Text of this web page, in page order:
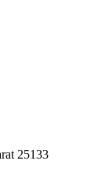
25133